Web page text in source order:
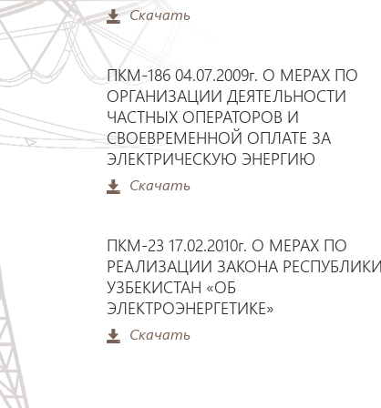
Скачать
ПКМ-186 04.07.2009г. О МЕРАХ ПО
ОРГАНИЗАЦИИ ДЕЯТЕЛЬНОСТИ
ЧАСТНЫХ ОПЕРАТОРОВ И
СВОЕВРЕМЕННОЙ ОПЛАТЕ ЗА
ЭЛЕКТРИЧЕСКУЮ ЭНЕРГИЮ
Скачать
ПКМ-23 17.02.2010г. О МЕРАХ ПО
РЕАЛИЗАЦИИ ЗАКОНА РЕСПУБЛИКИ
УЗБЕКИСТАН «ОБ
ЭЛЕКТРОЭНЕРГЕТИКЕ»
Скачать